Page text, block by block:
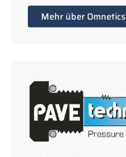
Mehr über Omnetics